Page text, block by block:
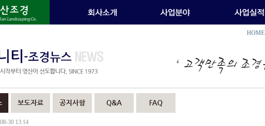
HOME
30 13:14